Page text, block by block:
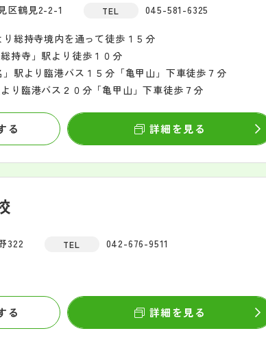
区鶴見2-2-1 TEL 045-581-6325
総持寺境内を通って徒歩１５分
持寺」駅より徒歩１０分
駅より臨港バス１５分「亀甲山」下車徒歩７分
り臨港バス２０分「亀甲山」下車徒歩７分
る 詳細を見る
322 TEL 042-676-9511
る 詳細を見る